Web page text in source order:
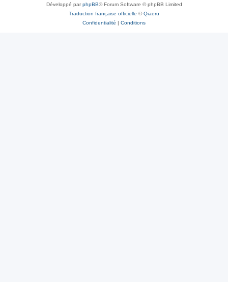
Développé parphpBB® Forum Software © phpBB Limited
Traduction française officielle ©Qiaeru
Confidentialité | Conditions